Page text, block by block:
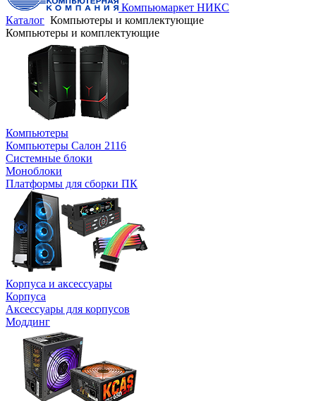
Компьюмаркет НИКС
Каталог Компьютеры и комплектующие
Компьютеры и комплектующие
Компьютеры
Компьютеры Салон 2116
Системные блоки
Моноблоки
Платформы для сборки ПК
Корпуса и аксессуары
Корпуса
Аксессуары для корпусов
Моддинг